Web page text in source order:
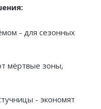
- для сезонных
мёртвые зоны,
- экономят